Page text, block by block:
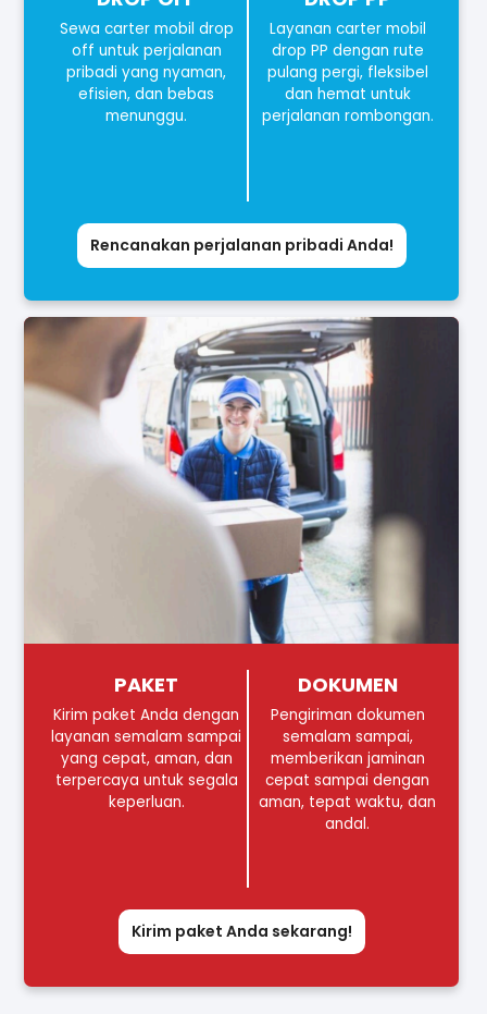
Sewa carter mobil drop
off untuk perjalanan
pribadi yang nyaman,
efisien, dan bebas
menunggu.
Layanan carter mobil
drop PP dengan rute
pulang pergi, fleksibel
dan hemat untuk
perjalanan rombongan.
Rencanakan perjalanan pribadi Anda!
PAKET
Kirim paket Anda dengan
layanan semalam sampai
yang cepat, aman, dan
terpercaya untuk segala
keperluan.
DOKUMEN
Pengiriman dokumen
semalam sampai,
memberikan jaminan
cepat sampai dengan
aman, tepat waktu, dan
andal.
Kirim paket Anda sekarang!